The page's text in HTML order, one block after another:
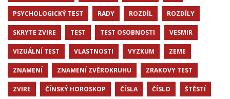
PSYCHOLOGICKÝ TEST RADY ROZDÍL ROZDÍLY
SKRYTE ZVIRE TEST TEST OSOBNOSTI VESMIR
VIZUÁLNÍ TEST VLASTNOSTI VYZKUM ZEME
ZNAMENÍ ZNAMENÍ ZVĚROKRUHU ZRAKOVY TEST
ZVIRE ČÍNSKÝ HOROSKOP ČÍSLA ČÍSLO ŠTĚSTÍ